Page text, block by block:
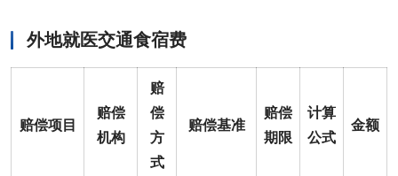
外地就医交通食宿费
赔偿项目
赔偿
机构
赔
偿
方
式
赔偿基准
赔偿
期限
计算
公式
金额